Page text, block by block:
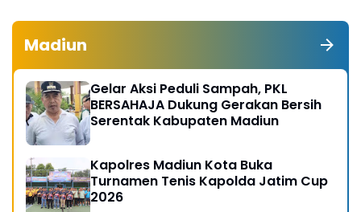
Madiun
Gelar Aksi Peduli Sampah, PKL
BERSAHAJA Dukung Gerakan Bersih
Serentak Kabupaten Madiun
Kapolres Madiun Kota Buka
Turnamen Tenis Kapolda Jatim Cup
2026